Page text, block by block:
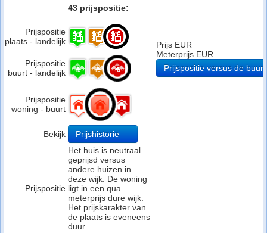
43 prijspositie:
Prijspositie
plaats - landelijk
Prijspositie
buurt - landelijk
Prijspositie
woning - buurt
Bekijk Prijshistorie
Prijspositie
Het huis is neutraal
geprijsd versus
andere huizen in
deze wijk. De woning
ligt in een qua
meterprijs dure wijk.
Het prijskarakter van
de plaats is eveneens
duur.
Prijs EUR
Meterprijs EUR
Prijspositie versus de buurt